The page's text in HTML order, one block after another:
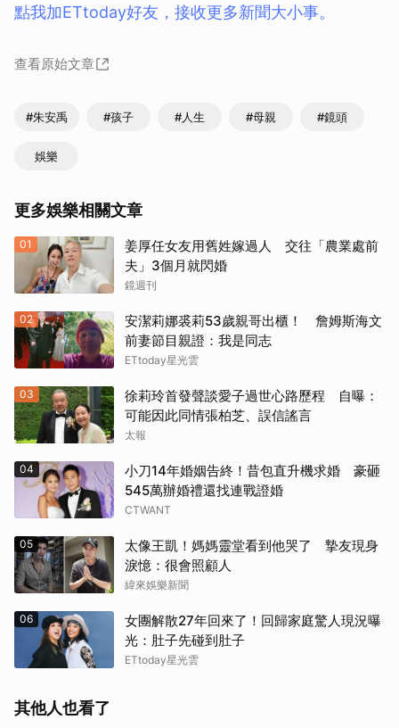
點我加ETtoday好友，接收更多新聞大小事。
查看原始文章
#朱安禹 #孩子 #人生 #母親 #鏡頭
娛樂
更多娛樂相關文章
01
姜厚任女友用舊姓嫁過人 交往「農業處前
夫」3個月就閃婚
鏡週刊
02
安潔莉娜裘莉53歲親哥出櫃！ 詹姆斯海文
前妻節目親證：我是同志
ETtoday星光雲
03
徐莉玲首發聲談愛子過世心路歷程 自曝：
可能因此同情張柏芝、誤信謠言
太報
04
小刀14年婚姻告終！昔包直升機求婚 豪砸
545萬辦婚禮還找連戰證婚
CTWANT
05
太像王凱！媽媽靈堂看到他哭了 摯友現身
淚憶：很會照顧人
緯來娛樂新聞
06
女團解散27年回來了！回歸家庭驚人現況曝
光：肚子先碰到肚子
ETtoday星光雲
其他人也看了